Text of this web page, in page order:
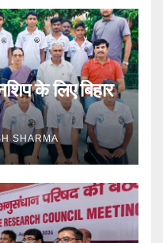
के लिए बिहार
SHARMA